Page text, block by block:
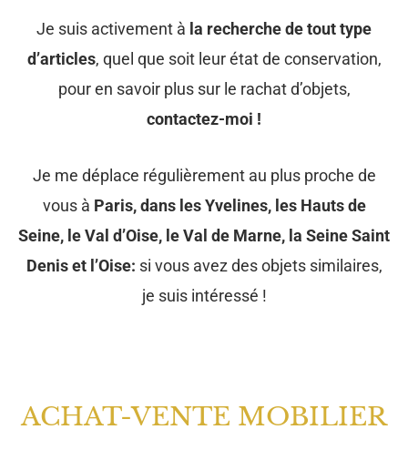
Je suis activement à la recherche de tout type
d’articles, quel que soit leur état de conservation,
pour en savoir plus sur le rachat d’objets,
contactez-moi !
Je me déplace régulièrement au plus proche de
vous à Paris, dans les Yvelines, les Hauts de
Seine, le Val d’Oise, le Val de Marne, la Seine Saint
Denis et l’Oise: si vous avez des objets similaires,
je suis intéressé !
ACHAT-VENTE MOBILIER